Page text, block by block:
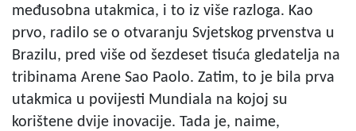
međusobna utakmica, i to iz više razloga. Kao
prvo, radilo se o otvaranju Svjetskog prvenstva u
Brazilu, pred više od šezdeset tisuća gledatelja na
tribinama Arene Sao Paolo. Zatim, to je bila prva
utakmica u povijesti Mundiala na kojoj su
korištene dvije inovacije. Tada je, naime,